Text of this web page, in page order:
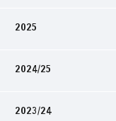
2025
2024/25
2023/24